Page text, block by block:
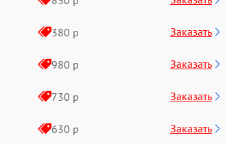
380 р Заказать
980 р Заказать
730 р Заказать
630 р Заказать